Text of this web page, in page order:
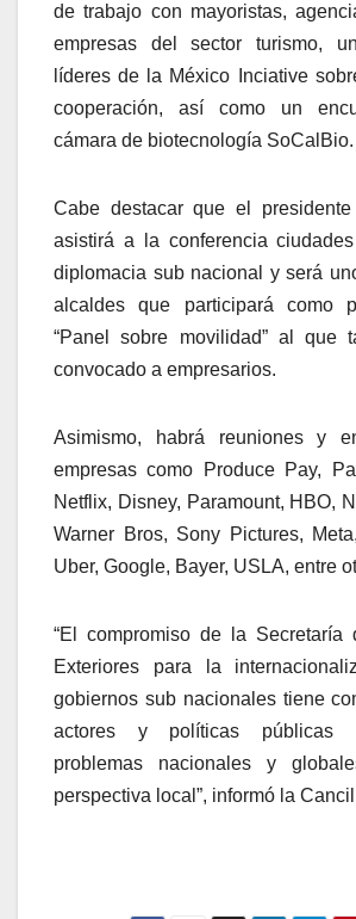
de trabajo con mayoristas,
empresas del sector turismo,
líderes de la México Inciative
cooperación, así como un
cámara de biotecnología SoCalBio.
Cabe destacar que el
asistirá a la conferencia
diplomacia sub nacional y será
alcaldes que participará como
“Panel sobre movilidad” al que
convocado a empresarios.
Asimismo, habrá reuniones y
empresas como Produce Pay,
Netflix, Disney, Paramount, HBO,
Warner Bros, Sony Pictures,
Uber, Google, Bayer, USLA, entre
“El compromiso de la Secretaría
Exteriores para la
gobiernos sub nacionales tiene
actores y políticas públicas
problemas nacionales y
perspectiva local”, informó la